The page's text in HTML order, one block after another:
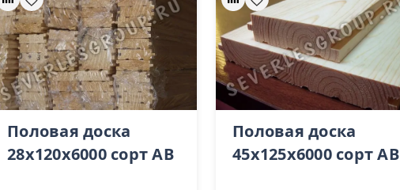
Половая доска
28х120х6000 сорт AB
Половая доска
45х125х6000 сорт AB